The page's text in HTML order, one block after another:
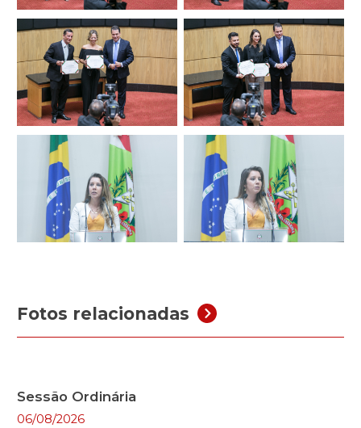
Fotos relacionadas
Sessão Ordinária
06/08/2026